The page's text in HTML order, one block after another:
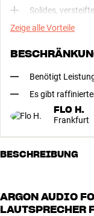
Solides,
Zeige alle Vorteile
Benötigt
Es gibt
FLO H.
Frankfurt
BESCHREIBUNG
ARGON AUDIO
LAUTSPRECHER